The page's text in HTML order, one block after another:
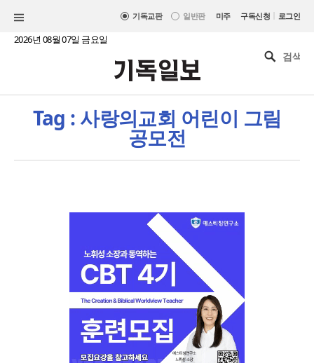
기독교판 일반판 미주 구독신청 | 로그인
2026년 08월 07일 금요일
Tag : 사랑의교회 어린이 그림
공모전